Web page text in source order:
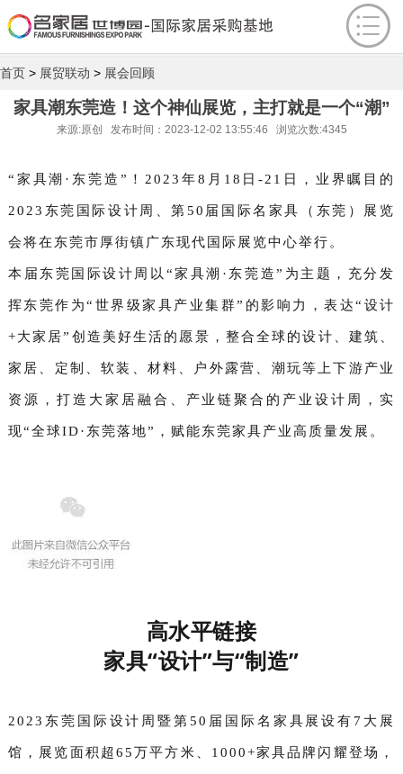
首页 > 展贸联动 > 展会回顾
家具潮东莞造！这个神仙展览，主打就是一个“潮”
来源:原创 发布时间：2023-12-02 13:55:46 浏览次数:4345
“家具潮·东莞造”！2023年8月18日-21日，业界瞩目的
2023东莞国际设计周、第50届国际名家具（东莞）展览
会将在东莞市厚街镇广东现代国际展览中心举行。
本届东莞国际设计周以“家具潮·东莞造”为主题，充分发
挥东莞作为“世界级家具产业集群”的影响力，表达“设计
+大家居”创造美好生活的愿景，整合全球的设计、建筑、
家居、定制、软装、材料、户外露营、潮玩等上下游产业
资源，打造大家居融合、产业链聚合的产业设计周，实
现“全球ID·东莞落地”，赋能东莞家具产业高质量发展。
高水平链接
家具“设计”与“制造”
2023东莞国际设计周暨第50届国际名家具展设有7大展
馆，展览面积超65万平方米、1000+家具品牌闪耀登场，